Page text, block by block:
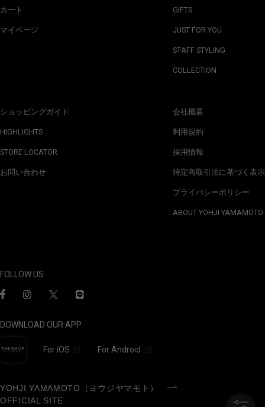
カート
マイページ
ショッピングガイド
HIGHLIGHTS
STORE LOCATOR
お問い合わせ
GIFTS
JUST FOR YOU
STAFF STYLING
COLLECTION
会社概要
利用規約
採用情報
特定商取引法に基づく表示
プライバシーポリシー
ABOUT YOHJI YAMAMOTO
FOLLOW US
DOWNLOAD OUR APP
For iOS For Android
YOHJI YAMAMOTO（ヨウジヤマモト）
OFFICIAL SITE